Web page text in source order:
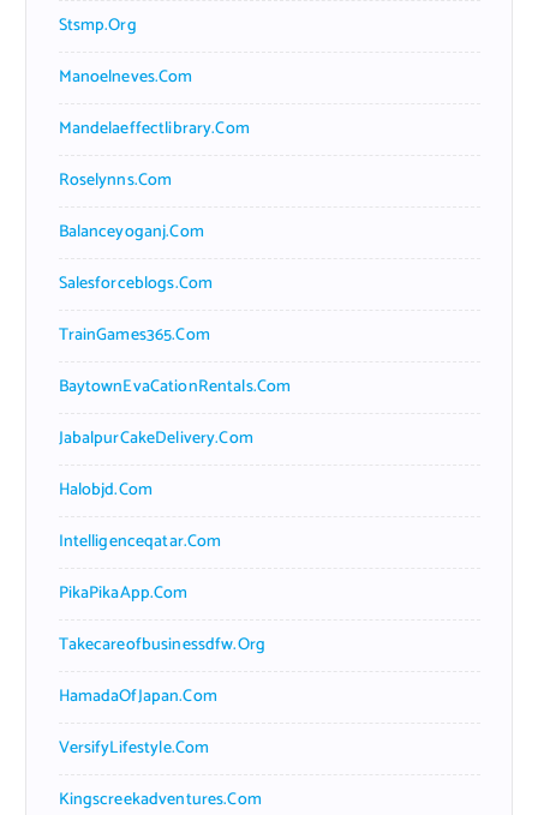
Stsmp.org
Manoelneves.com
Mandelaeffectlibrary.com
Roselynns.com
Balanceyoganj.com
Salesforceblogs.com
TrainGames365.com
BaytownEvaCationRentals.com
JabalpurCakeDelivery.com
Halobjd.com
Intelligenceqatar.com
PikaPikaApp.com
Takecareofbusinessdfw.org
HamadaOfJapan.com
VersifyLifestyle.com
Kingscreekadventures.com